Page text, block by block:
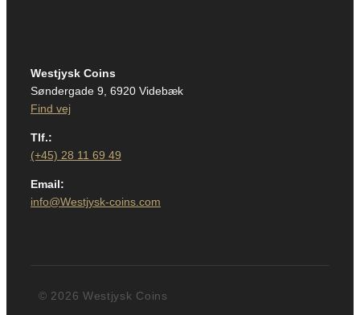
Westjysk Coins
Søndergade 9, 6920 Videbæk
Find vej
Tlf.:
(+45) 28 11 69 49
Email:
info@Westjysk-coins.com
© 2026 Westjysk Coins